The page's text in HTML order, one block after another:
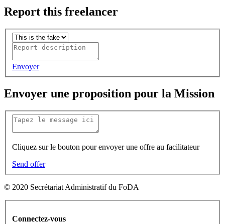
Report this freelancer
Envoyer
Envoyer une proposition pour la Mission
Cliquez sur le bouton pour envoyer une offre au facilitateur
Send offer
© 2020 Secrétariat Administratif du FoDA
Connectez-vous